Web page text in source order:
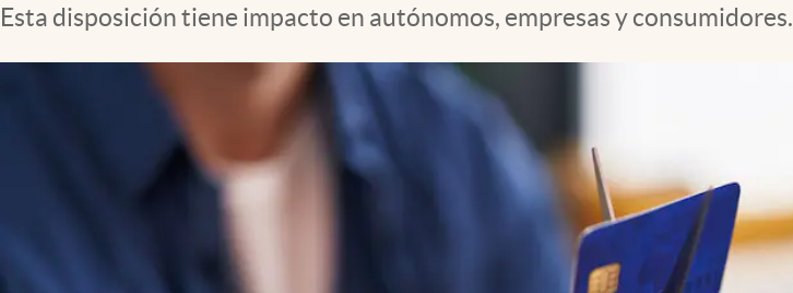
Esta disposición tiene impacto en autónomos, empresas y consumidores.